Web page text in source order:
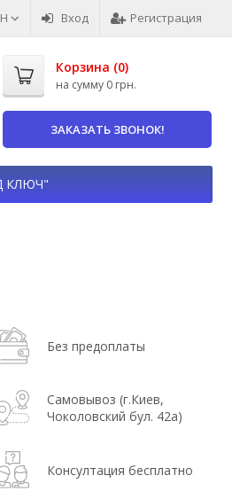
Вход Регистрация
Корзина (0)
на сумму 0 грн.
ЗАКАЗАТЬ ЗВОНОК!
КЛЮЧ"
Без предоплаты
Самовывоз (г.Киев,
Чоколовский бул. 42а)
Консултация бесплатно